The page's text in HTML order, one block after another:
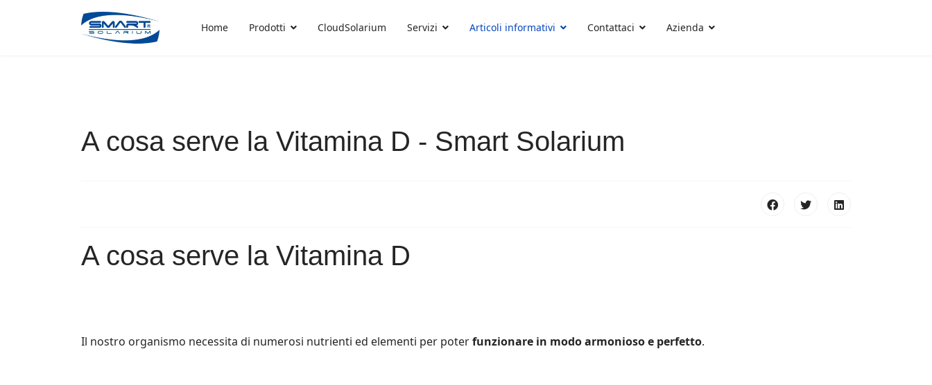
Home Prodotti CloudSolarium Servizi Articoli informativi Contattaci Azienda
A cosa serve la Vitamina D - Smart Solarium
A cosa serve la Vitamina D
Il nostro organismo necessita di numerosi nutrienti ed elementi per poterfunzionare in modo armonioso e perfetto.